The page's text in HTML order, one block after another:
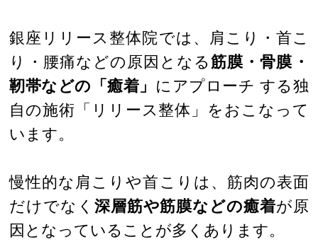
銀座リリース整体院では、肩こり・首こ
り・腰痛などの原因となる筋膜・骨膜・
靭帯などの「癒着」 にアプローチ する独
自の施術「リリース整体」をおこなって
います。
慢性的な肩こりや首こりは、筋肉の表面
だけでなく 深層筋や筋膜などの癒着が原
因となっていることが多くあります。